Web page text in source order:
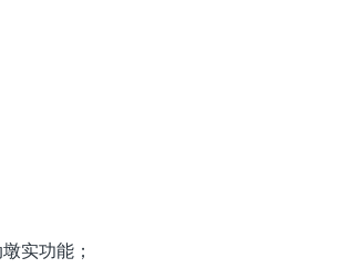
实功能；